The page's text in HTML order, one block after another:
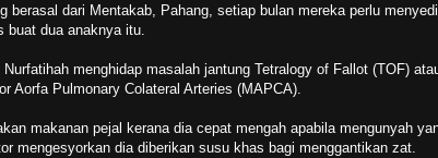
berasal dari Mentakab, Pahang, setiap bulan mereka perlu
buat dua anaknya itu.
menghidap masalah jantung Tetralogy of Fallot (TOF)
Aorfa Pulmonary Colateral Arteries (MAPCA).
makanan pejal kerana dia cepat mengah apabila mengunyah
mengesyorkan dia diberikan susu khas bagi menggantikan zat.